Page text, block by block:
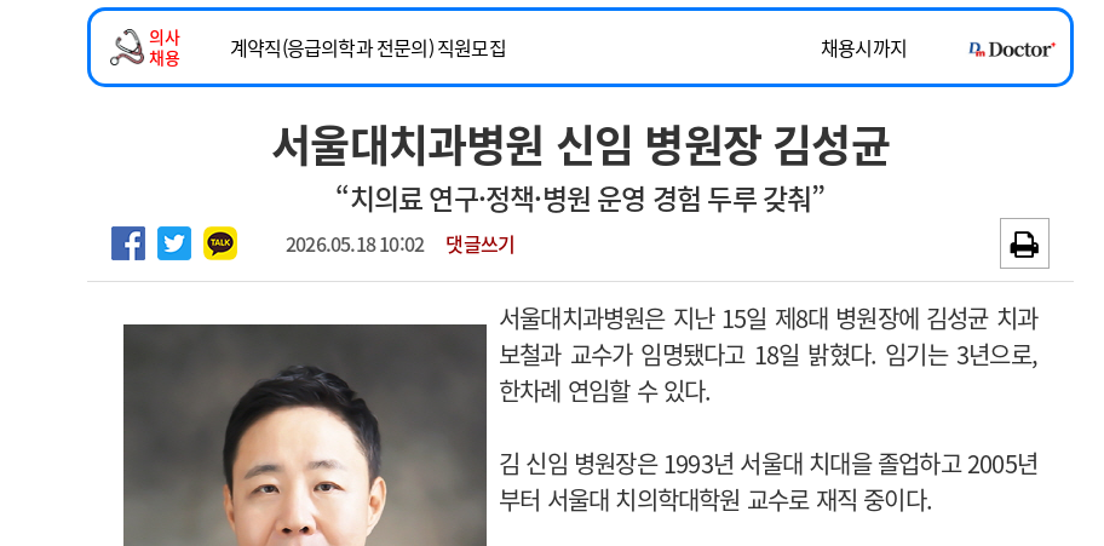
인포메이션 행정처분 판례 정책/통계 공시
회사소개 법적고지 광고안내
의사
채용
계약직(응급의학과 전문의) 직원모집
채용시까지
하반기 전공의(레지던트1년차) 모집
~2026-08-15
2026년 하반기 인턴 모집
~2026-08-31
마취통증의학과 임기제 임상의사 채용
채용시까지
서울대치과병원 신임 병원장 김성균
“치의료 연구·정책·병원 운영 경험 두루 갖춰”
2026.05.18 10:02 댓글쓰기
서울대치과병원은 지난 15일 제8대 병원장에 김성균 치과
보철과 교수가 임명됐다고 18일 밝혔다. 임기는 3년으로,
한차례 연임할 수 있다.
김 신임 병원장은 1993년 서울대 치대을 졸업하고 2005년
부터 서울대 치의학대학원 교수로 재직 중이다.